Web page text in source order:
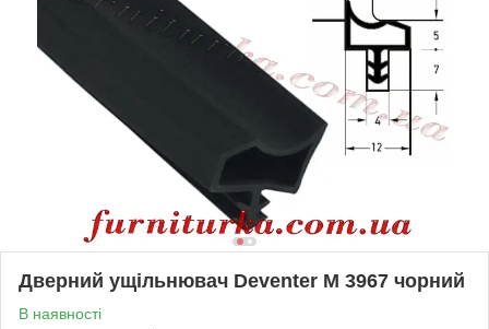
Дверний ущільнювач Deventer М 3967 чорний
В наявності